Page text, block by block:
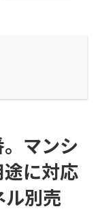
マンシ
に対応
別売